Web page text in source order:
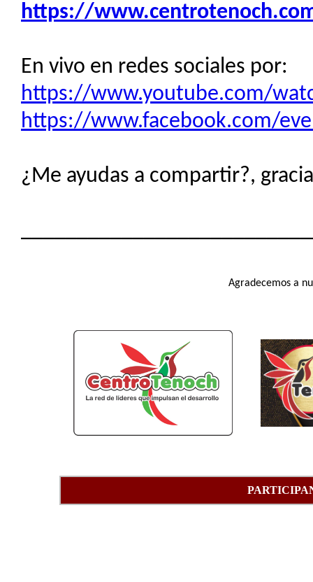
https://
En vivo en redes sociales por:
https://www.youtube.com/
https://www.facebook.com/
¿Me ayudas a compartir?,
Agradecemos a